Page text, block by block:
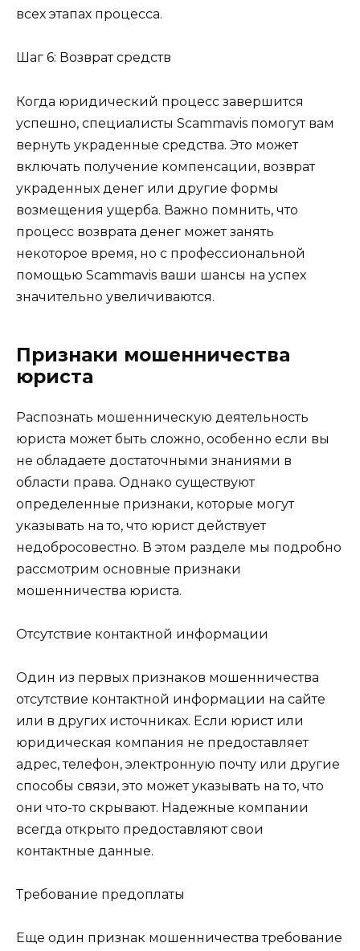
всех этапах процесса.
Шаг 6: Возврат средств
Когда юридический процесс завершится
успешно, специалисты Scammavis помогут вам
вернуть украденные средства. Это может
включать получение компенсации, возврат
украденных денег или другие формы
возмещения ущерба. Важно помнить, что
процесс возврата денег может занять
некоторое время, но с профессиональной
помощью Scammavis ваши шансы на успех
значительно увеличиваются.
Признаки мошенничества
юриста
Распознать мошенническую деятельность
юриста может быть сложно, особенно если вы
не обладаете достаточными знаниями в
области права. Однако существуют
определенные признаки, которые могут
указывать на то, что юрист действует
недобросовестно. В этом разделе мы подробно
рассмотрим основные признаки
мошенничества юриста.
Отсутствие контактной информации
Один из первых признаков мошенничества
отсутствие контактной информации на сайте
или в других источниках. Если юрист или
юридическая компания не предоставляет
адрес, телефон, электронную почту или другие
способы связи, это может указывать на то, что
они что-то скрывают. Надежные компании
всегда открыто предоставляют свои
контактные данные.
Требование предоплаты
Еще один признак мошенничества требование